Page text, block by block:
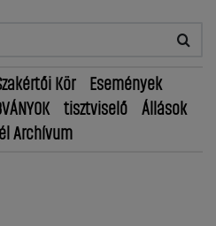
Kör
Események
tisztviselő
Állások
Archívum